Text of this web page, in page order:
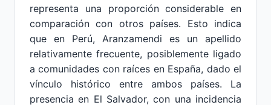
representa una proporción considerable en
comparación con otros países. Esto indica
que en Perú, Aranzamendi es un apellido
relativamente frecuente, posiblemente ligado
a comunidades con raíces en España, dado el
vínculo histórico entre ambos países. La
presencia en El Salvador, con una incidencia